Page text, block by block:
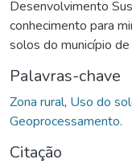
Desenvolvimento
conhecimento para
solos do município
Palavras-chave
Zona rural, Uso do
Geoprocessamento.
Citação